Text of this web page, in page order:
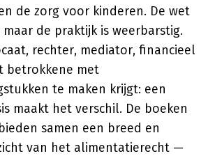
de zorg voor kinderen. De wet
de praktijk is weerbarstig.
rechter, mediator, financieel
betrokkene met
te maken krijgt: een
maakt het verschil. De boeken
samen een breed en
van het alimentatierecht —